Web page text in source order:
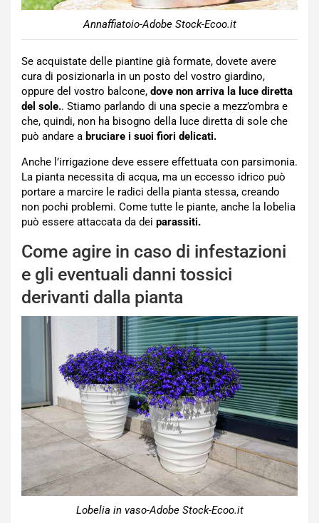
Annaffiatoio-Adobe Stock-Ecoo.it
Se acquistate delle piantine già formate, dovete avere
cura di posizionarla in un posto del vostro giardino,
oppure del vostro balcone, dove non arriva la luce diretta
del sole.. Stiamo parlando di una specie a mezz’ombra e
che, quindi, non ha bisogno della luce diretta di sole che
può andare a bruciare i suoi fiori delicati.
Anche l’irrigazione deve essere effettuata con parsimonia.
La pianta necessita di acqua, ma un eccesso idrico può
portare a marcire le radici della pianta stessa, creando
non pochi problemi. Come tutte le piante, anche la lobelia
può essere attaccata da dei parassiti.
Come agire in caso di infestazioni
e gli eventuali danni tossici
derivanti dalla pianta
Lobelia in vaso-Adobe Stock-Ecoo.it